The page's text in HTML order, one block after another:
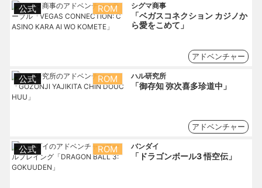
公式 ROM シグマ商事
「ベガスコネクション カジノか
ら愛をこめて」
アドベンチャー
公式 ROM ハル研究所
「御存知 弥次喜多珍道中」
アドベンチャー
公式 ROM バンダイ
「ドラゴンボール3 悟空伝」